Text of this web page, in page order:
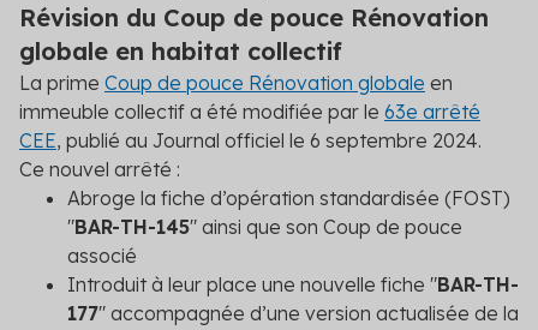
Révision du Coup de pouce Rénovation
globale en habitat collectif
La prime Coup de pouce Rénovation globale en
immeuble collectif a été modifiée par le 63e arrêté
CEE, publié au Journal officiel le 6 septembre 2024.
Ce nouvel arrêté :
Abroge la fiche d’opération standardisée (FOST)
"BAR-TH-145" ainsi que son Coup de pouce
associé
Introduit à leur place une nouvelle fiche "BAR-TH-
177" accompagnée d’une version actualisée de la